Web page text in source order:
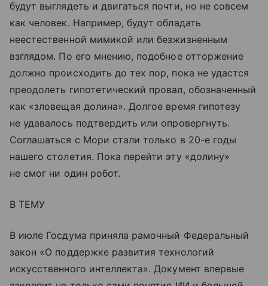
будут выглядеть и двигаться почти, но не совсем
как человек. Например, будут обладать
неестественной мимикой или безжизненным
взглядом. По его мнению, подобное отторжение
должно происходить до тех пор, пока не удастся
преодолеть гипотетический провал, обозначенный
как «зловещая долина». Долгое время гипотезу
не удавалось подтвердить или опровергнуть.
Соглашаться с Мори стали только в 20-е годы
нашего столетия. Пока перейти эту «долину»
не смог ни один робот.
В ТЕМУ
В июле Госдума приняла рамочный Федеральный
закон «О поддержке развития технологий
искусственного интеллекта». Документ впервые